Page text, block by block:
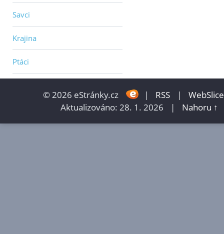
Savci
Krajina
Ptáci
© 2026 eStránky.cz | RSS |
WebSlice
Aktualizováno: 28. 1. 2026
| Nahoru ↑